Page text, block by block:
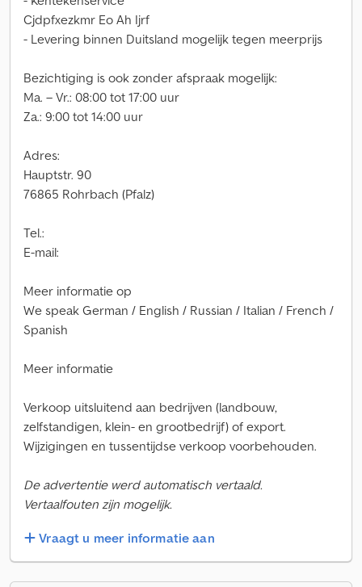
Cjdpfxezkmr Eo Ah Ijrf
- Levering binnen Duitsland mogelijk tegen meerprijs
Bezichtiging is ook zonder afspraak mogelijk:
Ma. – Vr.: 08:00 tot 17:00 uur
Za.: 9:00 tot 14:00 uur
Adres:
Hauptstr. 90
76865 Rohrbach (Pfalz)
Tel.:
E-mail:
Meer informatie op
We speak German / English / Russian / Italian / French /
Spanish
Meer informatie
Verkoop uitsluitend aan bedrijven (landbouw,
zelfstandigen, klein- en grootbedrijf) of export.
Wijzigingen en tussentijdse verkoop voorbehouden.
De advertentie werd automatisch vertaald.
Vertaalfouten zijn mogelijk.
Vraagt u meer informatie aan